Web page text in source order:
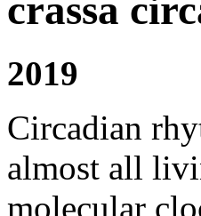
crassa
2019
Circadian
almost all
molecular